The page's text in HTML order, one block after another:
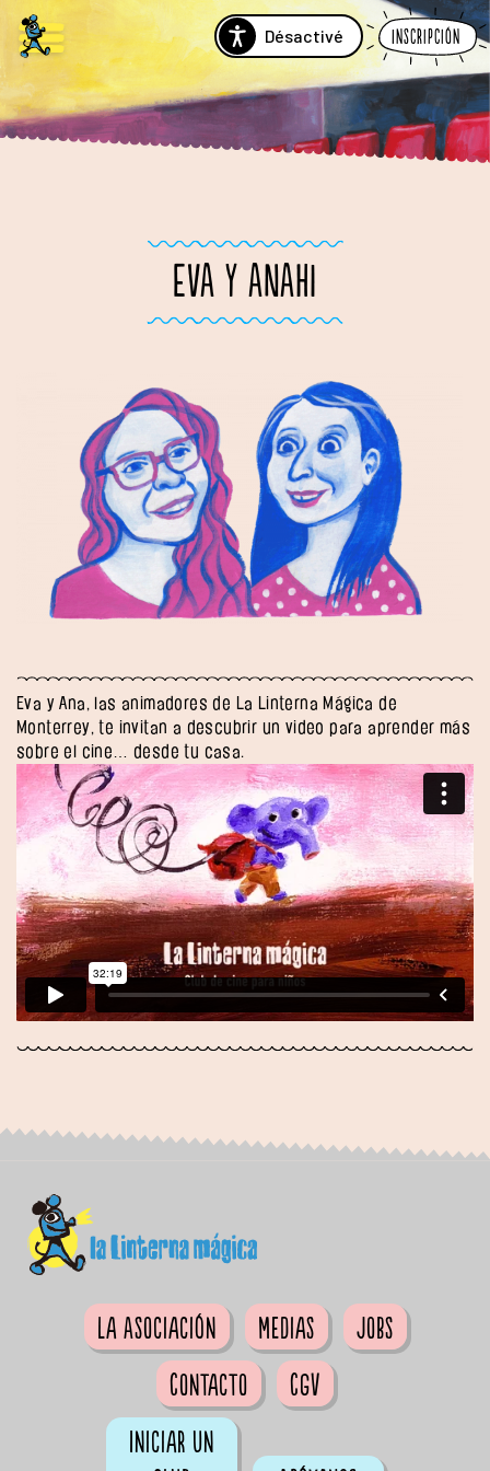
Désactivé Inscripción
EVA Y ANAHI
Eva y Ana, las animadores de La Linterna Mágica de
Monterrey, te invitan a descubrir un video para aprender más
sobre el cine… desde tu casa.
La Asociación Medias
Jobs
Contacto
CGV
Iniciar un